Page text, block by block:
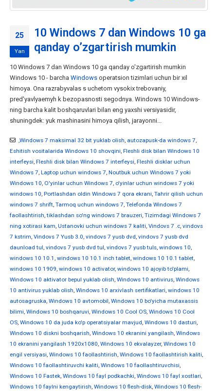
25
Yan
10 Windows 7 dan Windows 10 ga
qanday o’zgartirish mumkin
10 Windows 7 dan Windows 10 ga qanday o'zgartirish mumkin
Windows 10 - barcha Windows operatsion tizimlari uchun bir xil
himoya. Ona razrabyvalas s uchetom vysokix trebovaniy,
pred'yavlyaemyh k bezopasnosti segodnya. Windows 10 Windows-
ning barcha kalit boshqaruvlari bilan eng yaxshi versiyasidir,
shuningdek: yuk mashinasini himoya qilish, jarayonni...
,Windows 7 maksimal 32 bit yuklab olish, autozapusk-da windows 7,
Eshitish vositalarida Windows 10 shovqini, Fleshli disk bilan Windows 10
interfeysi, Fleshli disk bilan Windows 7 interfeysi, Fleshli disklar uchun
Windows 7, Laptop uchun windows 7, Noutbuk uchun Windows 7 yoki
Windows 10, O'yinlar uchun Windows 7, o'yinlar uchun windows 7 yoki
windows 10, Portlashdan oldin Windows 7 qora ekrani, Tahrir qilish uchun
windows 7 shrift, Tarmoq uchun windows 7, Telefonda Windows 7
faollashtirish,tiklashdan so'ng windows 7 brauzeri, Tizimdagi Windows 7
ning xotirasi kam, Ustanovki uchun windows 7 kaliti, Vindovs 7 .c, vindovs
7 kstrim, Vindovs 7 Yusb 3.0, vindovs 7 yusb dvd, vindovs 7 yusb dvd
daunload tul, vindovs 7 yusb dvd tul, vindovs 7 yusb tuls, windows 10,
windows 10 10.1 , windows 10 10.1 inch tablet, windows 10 10.1 tablet,
windows 10 1909, windows 10 activator, windows 10 ajoyib to'plami,
Windows 10 aktivator bepul yuklab olish, Windows 10 antivirus, Windows
10 antivirus yuklab olish, Windows 10 arxivlash sertifikatlari, windows 10
autosagruska, Windows 10 avtomobil, Windows 10 bo'yicha mutaxassis
bilimi, Windows 10 boshqaruvi, Windows 10 Cool OS, Windows 10 Cool
OS, Windows 10 da juda ko'p operatsiyalar mavjud, Windows 10 dasturi,
Windows 10 diskni boshqarish, Windows 10 ekranini yangilash, Windows
10 ekranini yangilash 1920x1080, Windows 10 ekvalayzer, Windows 10
engil versiyasi, Windows 10 faollashtirish, Windows 10 faollashtirish kaliti,
Windows 10 faollashtiruvchi kaliti, Windows 10 faollashtiruvchisi,
Windows 10 Fastek, Windows 10 fayl podkachki, Windows 10 fayl xostlari,
Windows 10 faylni kengaytirish, Windows 10 flesh-disk, Windows 10 flesh-